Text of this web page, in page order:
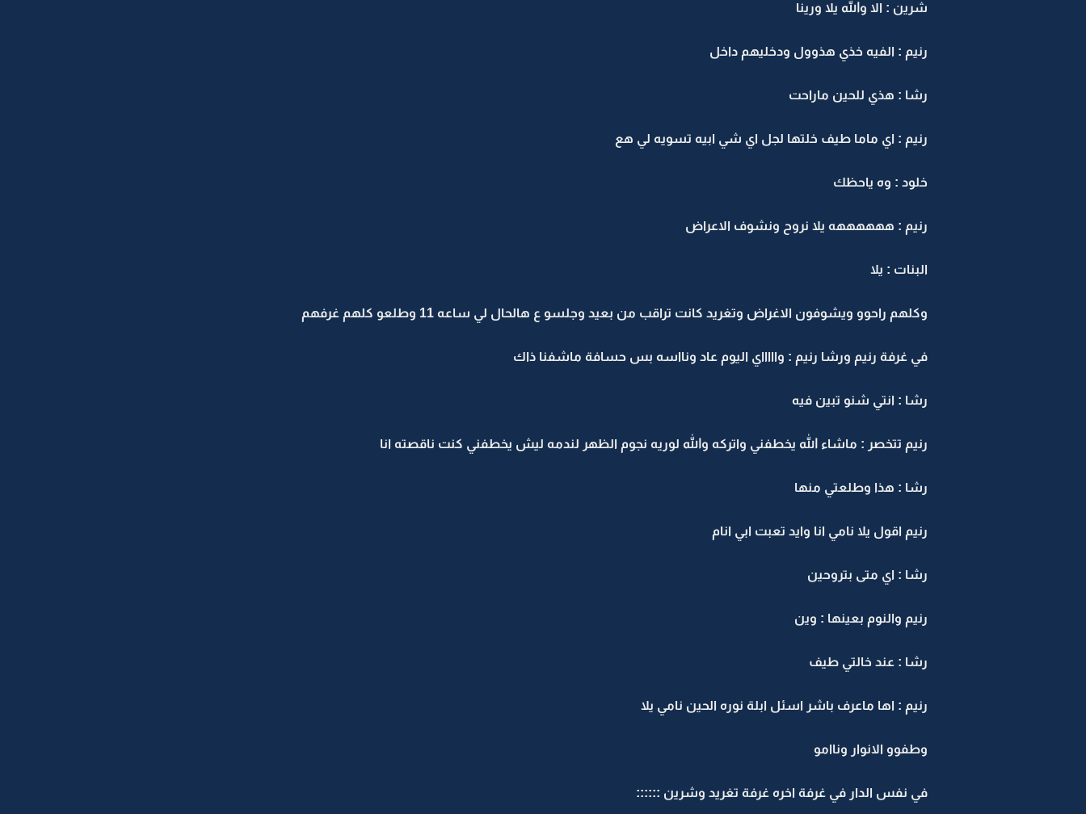
شرين : الا والله يلا ورينا
رنيم : الفيه خذي هذوول ودخليهم داخل
رشا : هذي للحين ماراحت
رنيم : اي ماما طيف خلتها لجل اي شي ابيه تسويه لي هع
خلود : وه ياحظك
رنيم : ههههههه يلا نروح ونشوف الاعراض
البنات : يلا
وكلهم راحوو ويشوفون الاغراض وتغريد كانت تراقب من بعيد وجلسو ع هالحال لي ساعه 11 وطلعو كلهم غرفهم
في غرفة رنيم ورشا رنيم : واااااي اليوم عاد ونااسه بس حسافة ماشفنا ذاك
رشا : انتي شنو تبين فيه
رنيم تتخصر : ماشاء الله يخطفني واتركه والله لوريه نجوم الظهر لندمه ليش يخطفني كنت ناقصته انا
رشا : هذا وطلعتي منها
رنيم اقول يلا نامي انا وايد تعبت ابي انام
رشا : اي متى بتروحين
رنيم والنوم بعينها : وين
رشا : عند خالتي طيف
رنيم : اها ماعرف باشر اسئل ابلة نوره الحين نامي يلا
وطفوو الانوار وناامو
في نفس الدار في غرفة اخره غرفة تغريد وشرين ::::::